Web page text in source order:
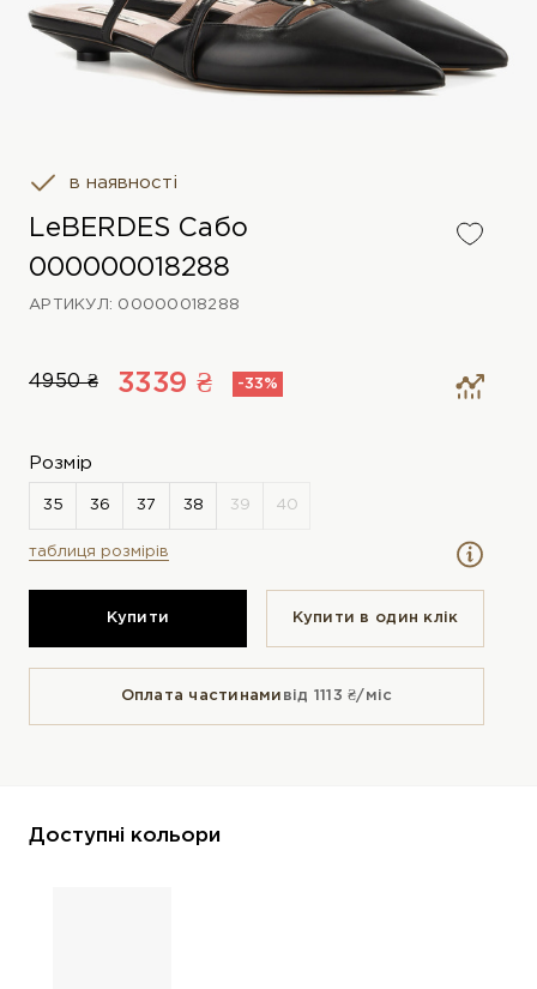
в наявності
LeBERDES Сабо
000000018288
АРТИКУЛ: 00000018288
4950 ₴ 3339 ₴ -33%
Розмір
таблиця розмірів
Купити Купити в один клiк
Оплата частинами від 1113 ₴/міс
Доступні кольори